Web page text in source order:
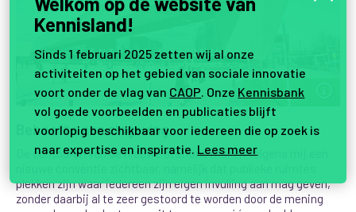
Behoefte aan zingeving
De contouren van de nieuwe stations maken volgens mij een
plekken zijn waar iedereen zijn eigen invulling aan mag geven,
zonder daarbij al te zeer gestoord te worden door de mening
Kennisland!
Sinds 1 februari 2025 zetten wij al onze
activiteiten op het gebied van sociale innovatie
voort onder de vlag van CAOP. Onze Kennisbank
vol goede voorbeelden en publicaties blijft
voorlopig beschikbaar voor iedereen die op zoek is
naar expertise en inspiratie. Lees meer